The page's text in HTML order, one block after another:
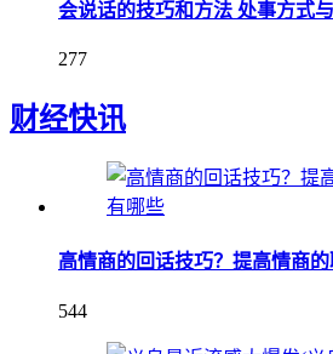
会说话的技巧和方法 处事方式
277
财经快讯
高情商的回话技巧？提高情商
544